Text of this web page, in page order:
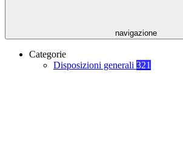
navigazione
Categorie
Disposizioni generali 321